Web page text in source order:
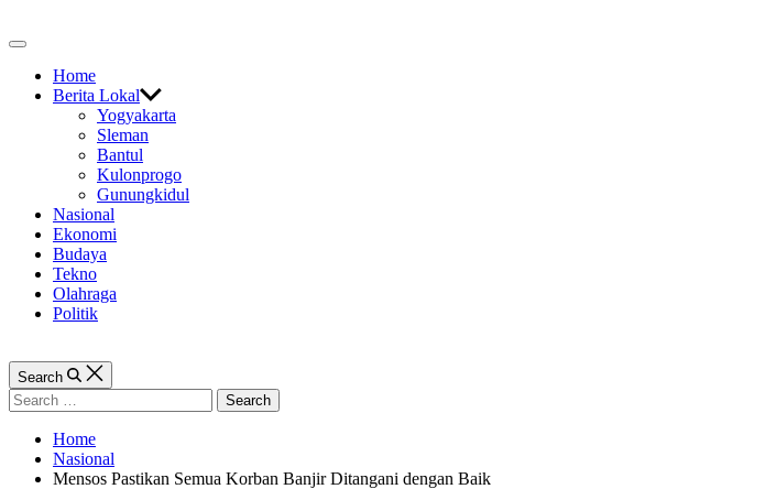
to
Off
CanvasHome
Berita Lokal
Yogyakarta
Sleman
Bantul
Kulonprogo
Gunungkidul
Nasional
Ekonomi
Budaya
Tekno
Olahraga
Politik
Search
Search
for:
Home
Nasional
Mensos Pastikan Semua Korban Banjir Ditangani dengan Baik